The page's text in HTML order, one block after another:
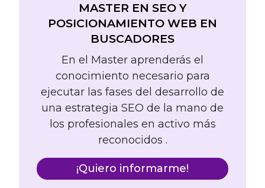
MASTER EN SEO Y
POSICIONAMIENTO WEB EN
BUSCADORES
En el Master aprenderás el
conocimiento necesario para
ejecutar las fases del desarrollo de
una estrategia SEO de la mano de
los profesionales en activo más
reconocidos .
¡Quiero informarme!